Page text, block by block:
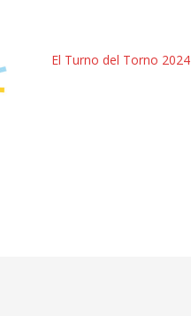
El Turno del Torno 2024